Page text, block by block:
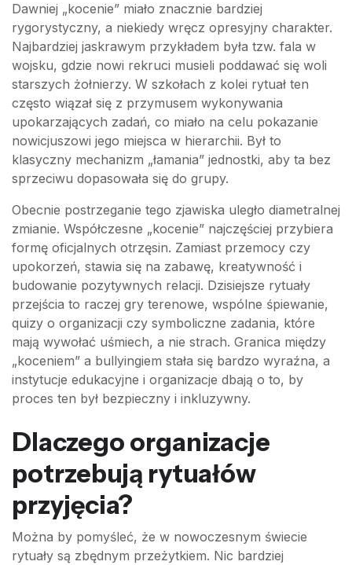
Dawniej „kocenie” miało znacznie bardziej
rygorystyczny, a niekiedy wręcz opresyjny charakter.
Najbardziej jaskrawym przykładem była tzw. fala w
wojsku, gdzie nowi rekruci musieli poddawać się woli
starszych żołnierzy. W szkołach z kolei rytuał ten
często wiązał się z przymusem wykonywania
upokarzających zadań, co miało na celu pokazanie
nowicjuszowi jego miejsca w hierarchii. Był to
klasyczny mechanizm „łamania” jednostki, aby ta bez
sprzeciwu dopasowała się do grupy.
Obecnie postrzeganie tego zjawiska uległo diametralnej
zmianie. Współczesne „kocenie” najczęściej przybiera
formę oficjalnych otrzęsin. Zamiast przemocy czy
upokorzeń, stawia się na zabawę, kreatywność i
budowanie pozytywnych relacji. Dzisiejsze rytuały
przejścia to raczej gry terenowe, wspólne śpiewanie,
quizy o organizacji czy symboliczne zadania, które
mają wywołać uśmiech, a nie strach. Granica między
„koceniem” a bullyingiem stała się bardzo wyraźna, a
instytucje edukacyjne i organizacje dbają o to, by
proces ten był bezpieczny i inkluzywny.
Dlaczego organizacje
potrzebują rytuałów
przyjęcia?
Można by pomyśleć, że w nowoczesnym świecie
rytuały są zbędnym przeżytkiem. Nic bardziej